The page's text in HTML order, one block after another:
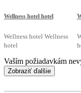
Wellness hotel hotel
Wellness hotel Wellness
hotel
Vaším požiadavkám
Zobraziť ďalšie